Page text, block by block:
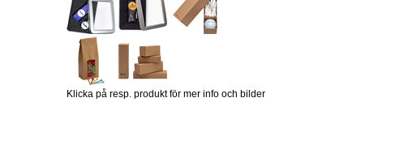
Klicka på resp. produkt för mer info och bilder